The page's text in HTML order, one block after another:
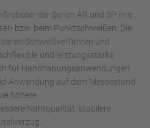
der Serien AR und SP ihre
bzw. beim Punktschweißen: Die
Schweißverfahren und
und leistungsstarke
für Handhabungsanwendungen
Anwendung auf dem Messestand
höhere
Nahtqualität, stabilere